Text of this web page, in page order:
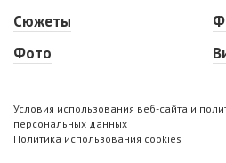
Сюжеты
Фото
Условия использования веб-сайта и
персональных данных
Политика использования cookies